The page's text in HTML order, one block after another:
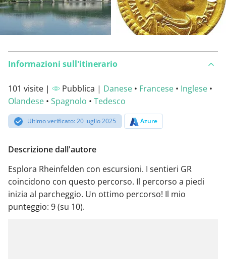
Informazioni sull'itinerario
101 visite | Pubblica | Danese • Francese • Inglese •
Olandese • Spagnolo • Tedesco
Ultimo verificato: 20 luglio 2025 Azure
Descrizione dall'autore
Esplora Rheinfelden con escursioni. I sentieri GR
coincidono con questo percorso. Il percorso a piedi
inizia al parcheggio. Un ottimo percorso! Il mio
punteggio: 9 (su 10).